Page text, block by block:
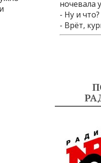
ночевала
- Ну и что?
- Врёт,